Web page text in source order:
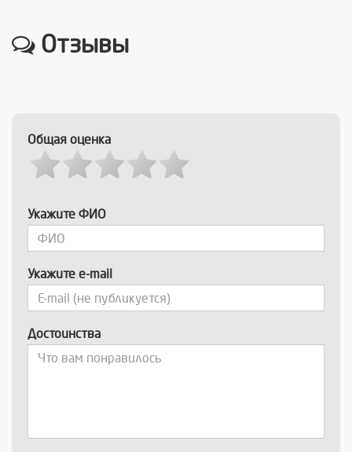
Отзывы
Общая оценка
Укажите ФИО
Укажите e-mail
Достоинства